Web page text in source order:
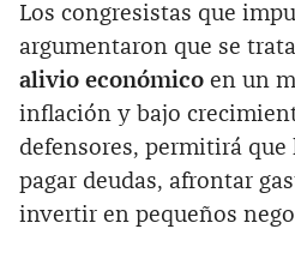
Los congresistas que
argumentaron que se
alivio económico en un
inflación y bajo
defensores, permitirá que
pagar deudas, afrontar
invertir en pequeños